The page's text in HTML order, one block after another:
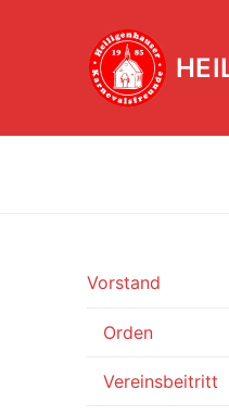
Vorstand
Orden
Vereinsbeitritt